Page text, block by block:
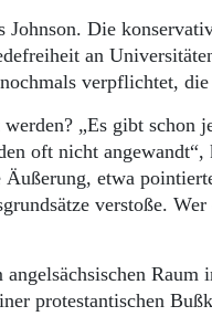
Die
an
verpflichtet,
„Es gibt schon
oft nicht
Äußerung, etwa
verstoße.
Raum
protestantischen